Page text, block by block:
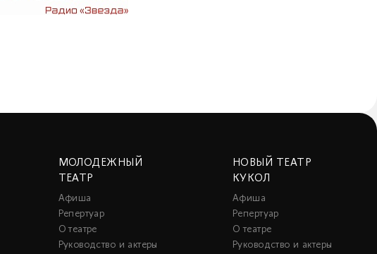
МОЛОДЕЖНЫЙ
ТЕАТР
Афиша
Репертуар
О театре
Руководство и актеры
НОВЫЙ ТЕАТР
КУКОЛ
Афиша
Репертуар
О театре
Руководство и актеры